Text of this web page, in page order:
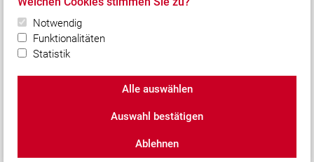
Bleiben Sie mit uns in Kontakt und vernetzen Sie sich
mit uns!
© 2026 Freiwillige Feuerwehr Langenbruck e.V.
Datenschutz|Cookie-Einstellungen
Notwendig
Funktionalitäten
Statistik
Alle auswählen
Auswahl bestätigen
Ablehnen